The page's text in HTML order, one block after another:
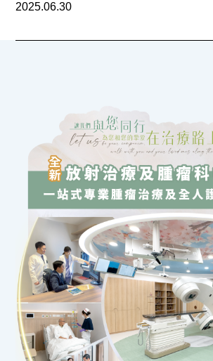
2025.06.30